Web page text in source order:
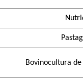
Bovinocultura